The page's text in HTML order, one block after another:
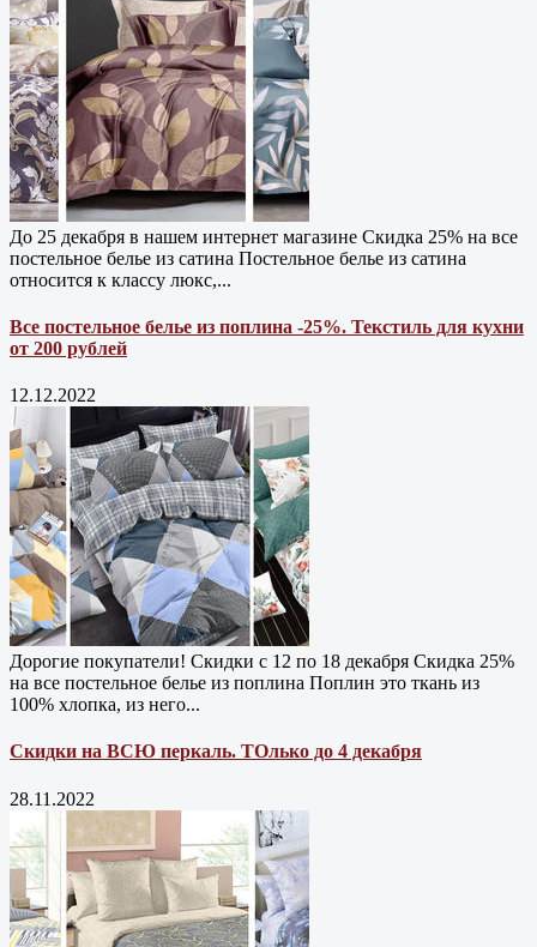
До 25 декабря в нашем интернет магазине Cкидка 25% на все
постельное белье из сатина Постельное белье из сатина
относится к классу люкс,...
Все постельное белье из поплина -25%. Текстиль для кухни
от 200 рублей
12.12.2022
Дорогие покупатели! Скидки с 12 по 18 декабря Скидка 25%
на все постельное белье из поплина Поплин это ткань из
100% хлопка, из него...
Скидки на ВСЮ перкаль. ТОлько до 4 декабря
28.11.2022